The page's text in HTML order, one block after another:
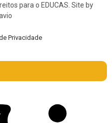
para o EDUCAS. Site by
Privacidade